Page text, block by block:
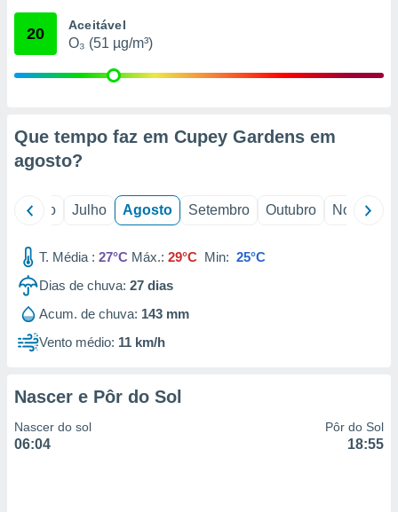
através
1199
20 Aceitável
O₃ (51 µg/m³)
Que tempo faz em Cupey Gardens em
agosto?
Junho Julho Agosto Setembro Outubro Novembro
T. Média : 27°C Máx.: 29°C Min: 25°C
Dias de chuva: 27 dias
Acum. de chuva: 143 mm
Vento médio: 11 km/h
Nascer e Pôr do Sol
Nascer do sol
06:04
Pôr do Sol
18:55